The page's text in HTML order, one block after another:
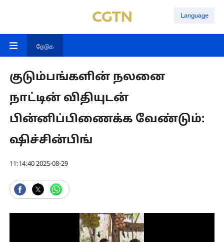
Language
தேடுக
குடும்பங்களின் நலனை
நாட்டின் விதியுடன்
பின்னிப்பிணைக்க வேண்டும்:
ஷிச்சின்பிங்
11:14:40 2025-08-29